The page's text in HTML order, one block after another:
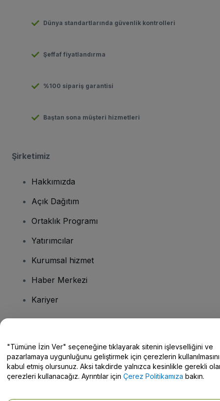
Dünya standartlarında güvenlik kontrolleri
Şeffaf fiyatlandırma
%100 sipariş garantisi
Baştan sona müşteri hizmetleri
Şirketimiz
Hakkımızda
Açık Dağıtım
Ortaklık Programı
Yatırımcılar
Kurumsal hizmet
Haber Merkezi
Kariyer
Yardım Merkezi / Bize Ulaşın
"Tümüne İzin Ver" seçeneğine tıklayarak sitenin işlevselliğini ve
pazarlamaya uygunluğunu geliştirmek için çerezlerin kullanılmasını
kabul etmiş olursunuz. Aksi takdirde yalnızca kesinlikle gerekli
çerezleri kullanacağız. Ayrıntılar için Çerez Politikamıza bakın.